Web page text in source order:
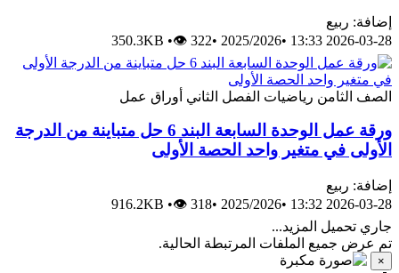
•
2025/2026
•
350.3KB •👁 322
رياضيات الفصل الثاني أوراق عمل
ورقة عمل الوحدة السابعة البند 6 حل متباينة من الدرجة
متغير واحد الحصة الأولى
•
2025/2026
•
916.2KB •👁 318
المزيد...
الملفات المرتبطة الحالية.